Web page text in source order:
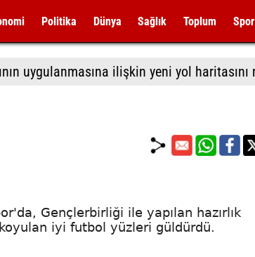
Politika Dünya Sağlık Toplum Spor
Gençlerbirliği ile yapılan hazırlık
iyi futbol yüzleri güldürdü.